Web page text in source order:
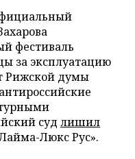
фестиваль
за эксплуатацию
Рижской думы
антироссийские
суд лишил
Люкс Рус».